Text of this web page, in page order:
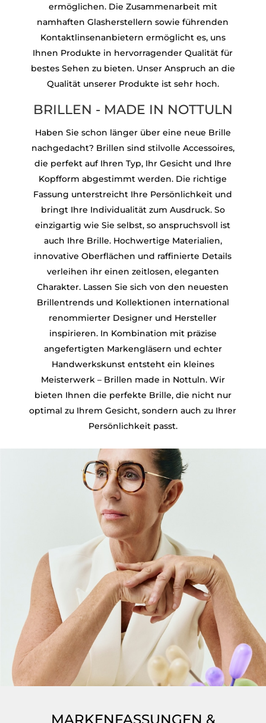
ermöglichen. Die Zusammenarbeit mit
namhaften Glasherstellern sowie führenden
Kontaktlinsenanbietern ermöglicht es, uns
Ihnen Produkte in hervorragender Qualität für
bestes Sehen zu bieten. Unser Anspruch an die
Qualität unserer Produkte ist sehr hoch.
BRILLEN - MADE IN NOTTULN
Haben Sie schon länger über eine neue Brille
nachgedacht? Brillen sind stilvolle Accessoires,
die perfekt auf Ihren Typ, Ihr Gesicht und Ihre
Kopfform abgestimmt werden. Die richtige
Fassung unterstreicht Ihre Persönlichkeit und
bringt Ihre Individualität zum Ausdruck. So
einzigartig wie Sie selbst, so anspruchsvoll ist
auch Ihre Brille. Hochwertige Materialien,
innovative Oberflächen und raffinierte Details
verleihen ihr einen zeitlosen, eleganten
Charakter. Lassen Sie sich von den neuesten
Brillentrends und Kollektionen international
renommierter Designer und Hersteller
inspirieren. In Kombination mit präzise
angefertigten Markengläsern und echter
Handwerkskunst entsteht ein kleines
Meisterwerk – Brillen made in Nottuln. Wir
bieten Ihnen die perfekte Brille, die nicht nur
optimal zu Ihrem Gesicht, sondern auch zu Ihrer
Persönlichkeit passt.
MARKENFASSUNGEN &